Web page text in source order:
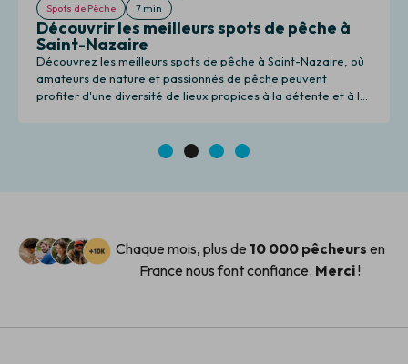
Spots de Pêche 7 min
Découvrir les meilleurs spots de pêche à
Saint-Nazaire
Découvrez les meilleurs spots de pêche à Saint-Nazaire, où
amateurs de nature et passionnés de pêche peuvent
profiter d'une diversité de lieux propices à la détente et à la
3 4
Chaque mois, plus de 10 000 pêcheurs en
France nous font confiance. Merci!